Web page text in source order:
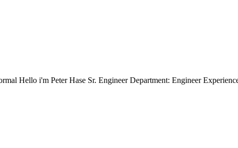
Hello i'm Peter Hase Sr. Engineer Department: Engineer